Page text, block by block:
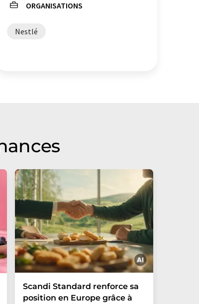
ORGANISATIONS
Nestlé
Scandi Standard renforce sa
position en Europe grâce à